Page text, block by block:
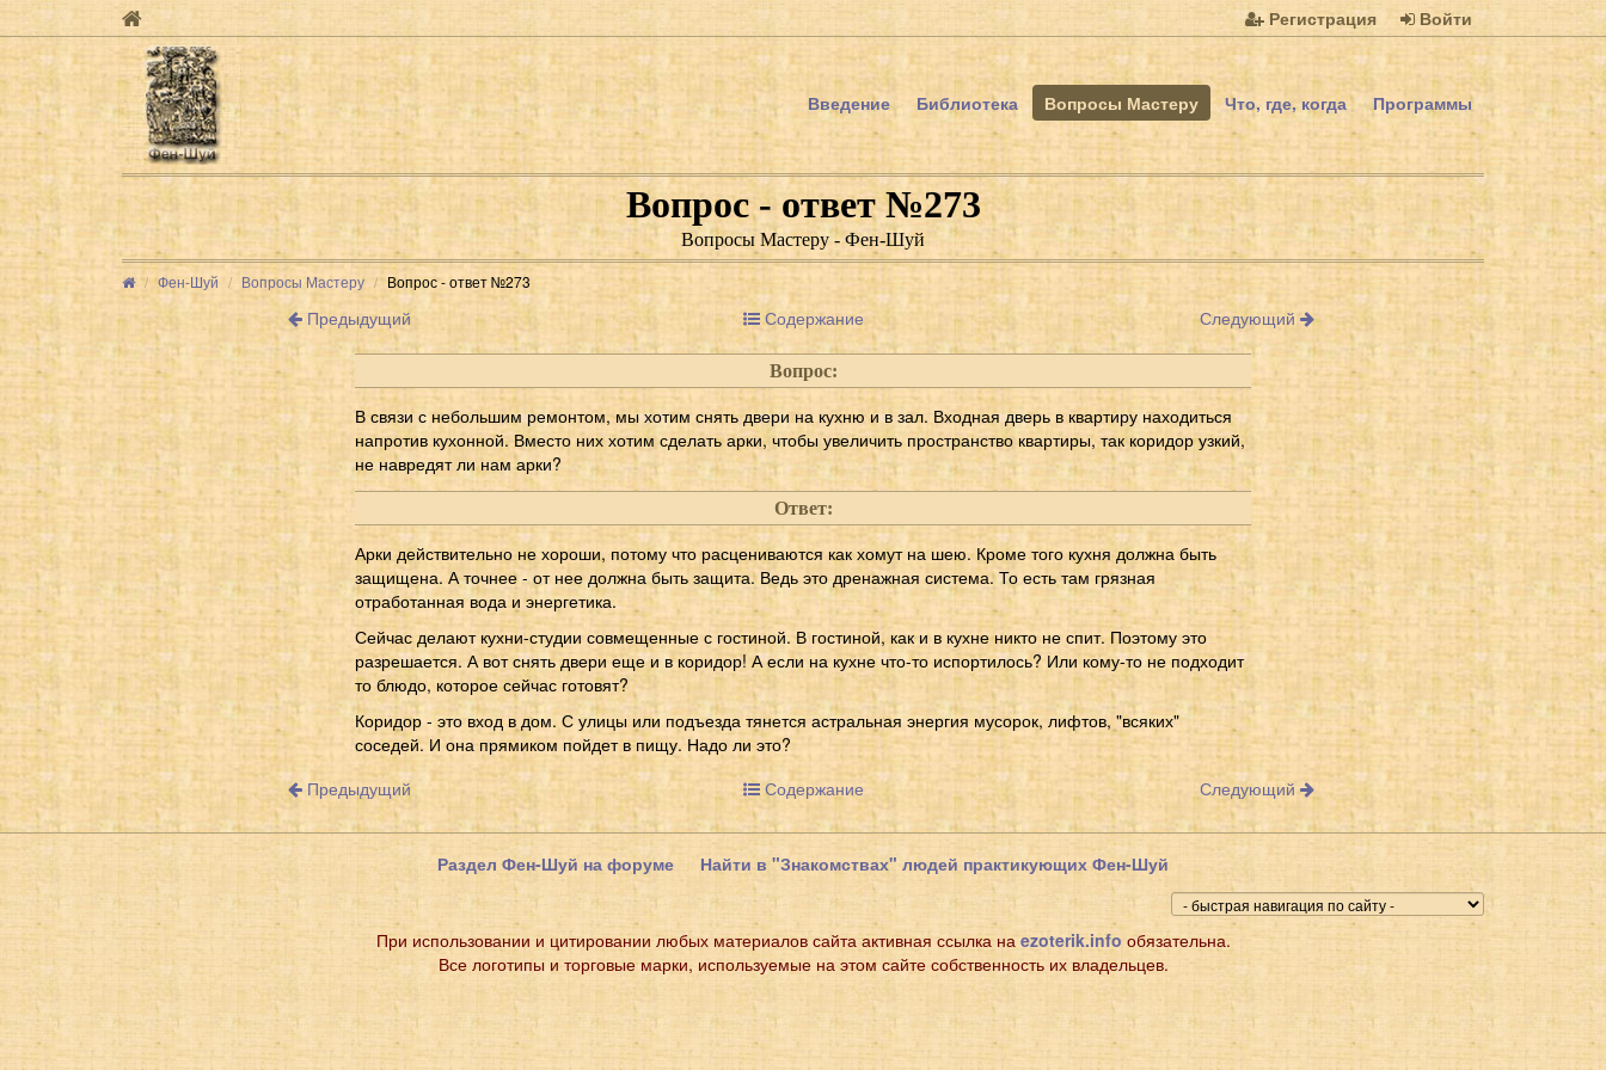
Регистрация Войти
Введение Библиотека Вопросы Мастеру Что, где, когда Программы
Вопрос - ответ №273
Вопросы Мастеру - Фен-Шуй
Фен-Шуй Вопросы Мастеру Вопрос - ответ №273
Предыдущий Содержание Следующий
Вопрос:
В связи с небольшим ремонтом, мы хотим снять двери на кухню и в зал. Входная дверь в квартиру находиться
напротив кухонной. Вместо них хотим сделать арки, чтобы увеличить пространство квартиры, так коридор узкий,
не навредят ли нам арки?
Ответ:
Арки действительно не хороши, потому что расцениваются как хомут на шею. Кроме того кухня должна быть
защищена. А точнее - от нее должна быть защита. Ведь это дренажная система. То есть там грязная
отработанная вода и энергетика.
Сейчас делают кухни-студии совмещенные с гостиной. В гостиной, как и в кухне никто не спит. Поэтому это
разрешается. А вот снять двери еще и в коридор! А если на кухне что-то испортилось? Или кому-то не подходит
то блюдо, которое сейчас готовят?
Коридор - это вход в дом. С улицы или подъезда тянется астральная энергия мусорок, лифтов, "всяких"
соседей. И она прямиком пойдет в пищу. Надо ли это?
Предыдущий
Содержание Следующий
Раздел Фен-Шуй на форуме Найти в "Знакомствах" людей практикующих Фен-Шуй
При использовании и цитировании любых материалов сайта активная ссылка наezoterik.info обязательна.
Все логотипы и торговые марки, используемые на этом сайте собственность их владельцев.